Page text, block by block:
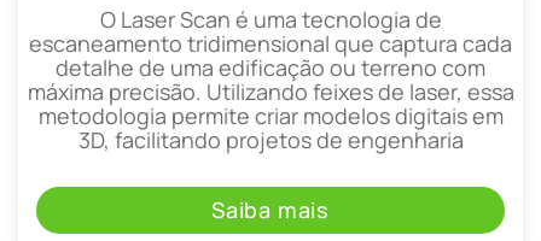
O Laser Scan é uma tecnologia de
escaneamento tridimensional que captura cada
detalhe de uma edificação ou terreno com
máxima precisão. Utilizando feixes de laser, essa
metodologia permite criar modelos digitais em
3D, facilitando projetos de engenharia
Saiba mais